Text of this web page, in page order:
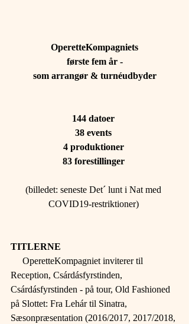
OperetteKompagniets
første fem år -
som arrangør & turnéudbyder
144 datoer
38 events
4 produktioner
83 forestillinger
(billedet: seneste Det´ lunt i Nat med
COVID19-restriktioner)
TITLERNE
Reception, Csárdásfyrstinden,
Csárdásfyrstinden - på tour, Old Fashioned
på Slottet: Fra Lehár til Sinatra,
Sæsonpræsentation (2016/2017, 2017/2018,